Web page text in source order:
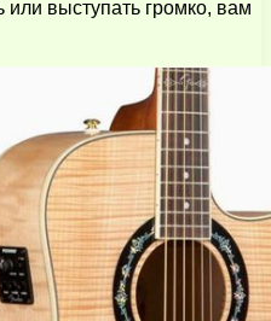
или выступать громко, вам